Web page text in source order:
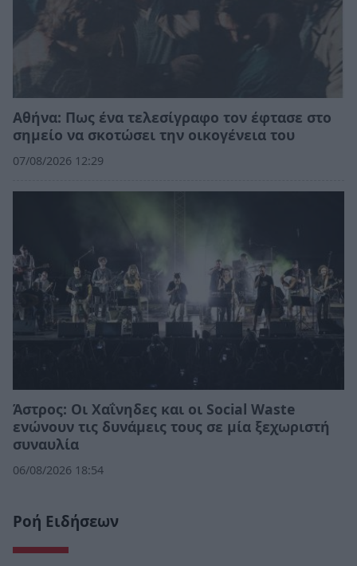
Αθήνα: Πως ένα τελεσίγραφο τον έφτασε στο
σημείο να σκοτώσει την οικογένεια του
07/08/2026 12:29
Άστρος: Οι Χαΐνηδες και οι Social Waste
ενώνουν τις δυνάμεις τους σε μία ξεχωριστή
συναυλία
06/08/2026 18:54
Ροή Ειδήσεων